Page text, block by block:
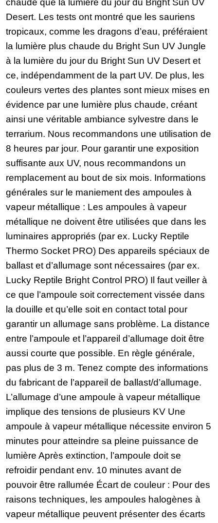
chaude que la lumière du jour du Bright Sun UV
Desert. Les tests ont montré que les sauriens
tropicaux, comme les dragons d’eau, préféraient
la lumière plus chaude du Bright Sun UV Jungle
à la lumière du jour du Bright Sun UV Desert et
ce, indépendamment de la part UV. De plus, les
couleurs vertes des plantes sont mieux mises en
évidence par une lumière plus chaude, créant
ainsi une véritable ambiance sylvestre dans le
terrarium. Nous recommandons une utilisation de
8 heures par jour. Pour garantir une exposition
suffisante aux UV, nous recommandons un
remplacement au bout de six mois. Informations
générales sur le maniement des ampoules à
vapeur métallique : Les ampoules à vapeur
métallique ne doivent être utilisées que dans les
luminaires appropriés (par ex. Lucky Reptile
Thermo Socket PRO) Des appareils spéciaux de
ballast et d’allumage sont nécessaires (par ex.
Lucky Reptile Bright Control PRO) Il faut veiller à
ce que l’ampoule soit correctement vissée dans
la douille et qu’elle soit en contact total pour
garantir un allumage sans problème. La distance
entre l’ampoule et l’appareil d’allumage doit être
aussi courte que possible. En règle générale,
pas plus de 3 m. Tenez compte des informations
du fabricant de l’appareil de ballast/d’allumage.
L’allumage d’une ampoule à vapeur métallique
implique des tensions de plusieurs KV Une
ampoule à vapeur métallique nécessite environ 5
minutes pour atteindre sa pleine puissance de
lumière Après extinction, l’ampoule doit se
refroidir pendant env. 10 minutes avant de
pouvoir être rallumée Écart de couleur : Pour des
raisons techniques, les ampoules halogènes à
vapeur métallique peuvent présenter des écarts